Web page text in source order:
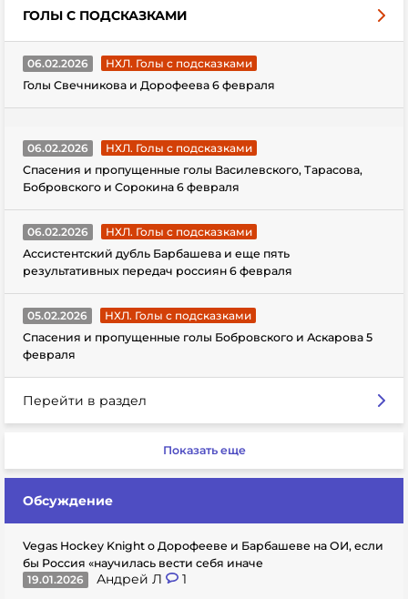
ГОЛЫ С ПОДСКАЗКАМИ
06.02.2026
НХЛ. Голы с подсказками
Голы Свечникова и Дорофеева 6 февраля
06.02.2026
НХЛ. Голы с подсказками
Спасения и пропущенные голы Василевского, Тарасова,
Бобровского и Сорокина 6 февраля
06.02.2026
НХЛ. Голы с подсказками
Ассистентский дубль Барбашева и еще пять
результативных передач россиян 6 февраля
05.02.2026
НХЛ. Голы с подсказками
Спасения и пропущенные голы Бобровского и Аскарова 5
февраля
Перейти в раздел
Показать еще
Обсуждение
Vegas Hockey Knight о Дорофееве и Барбашеве на ОИ, если
бы Россия «научилась вести себя иначе
19.01.2026
Андрей Л 1